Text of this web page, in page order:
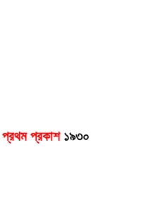
প্রথম প্রকাশ১৯৩০